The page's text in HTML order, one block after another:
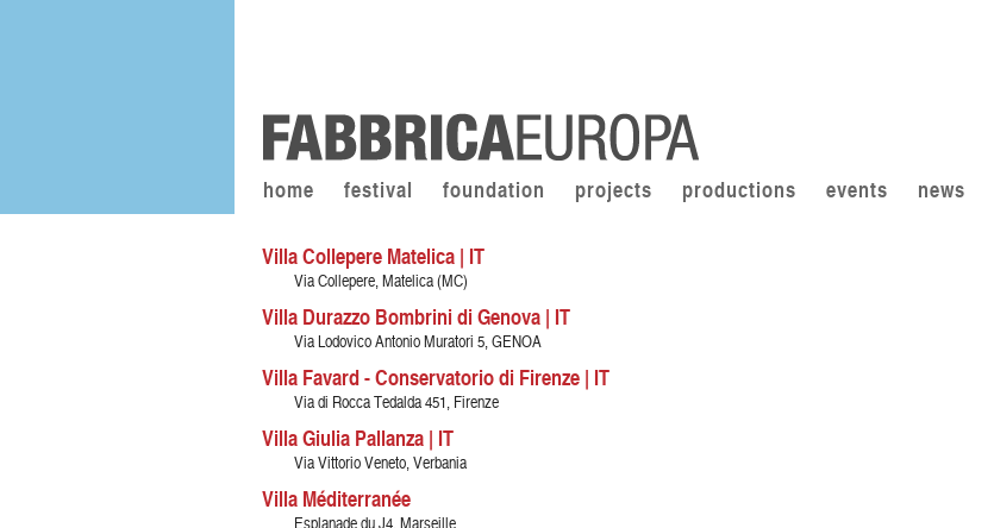
home festival foundation projects productions events news
Villa Collepere Matelica | IT
Via Collepere, Matelica (MC)
Villa Durazzo Bombrini di Genova | IT
Via Lodovico Antonio Muratori 5, GENOA
Villa Favard - Conservatorio di Firenze | IT
Via di Rocca Tedalda 451, Firenze
Villa Giulia Pallanza | IT
Via Vittorio Veneto, Verbania
Villa Méditerranée
Esplanade du J4, Marseille